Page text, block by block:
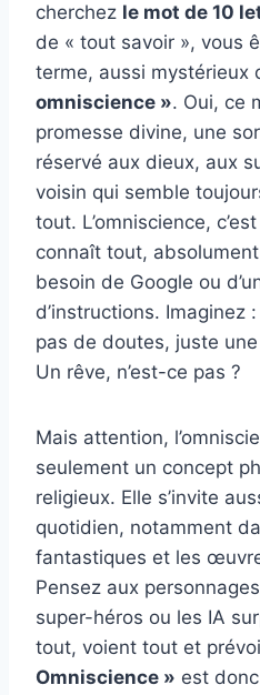
cherchez le mot de 10
de « tout savoir », vous
terme, aussi mystérieux
omniscience ». Oui, ce
promesse divine, une
réservé aux dieux, aux
voisin qui semble
tout. L’omniscience,
connaît tout,
besoin de Google ou
d’instructions. Imaginez
pas de doutes, juste
Un rêve, n’est-ce pas ?
Mais attention,
seulement un concept
religieux. Elle s’invite
quotidien, notamment
fantastiques et les
Pensez aux
super-héros ou les IA
tout, voient tout et
Omniscience » est